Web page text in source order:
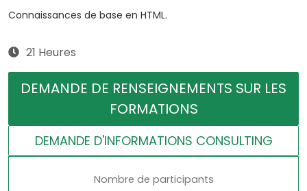
Connaissances de base en HTML.
21 Heures
DEMANDE DE RENSEIGNEMENTS SUR LES
FORMATIONS
DEMANDE D'INFORMATIONS CONSULTING
Nombre de participants